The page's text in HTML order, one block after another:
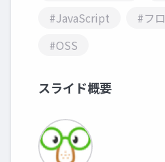
#JavaScript
#フ
#OSS
スライド概要